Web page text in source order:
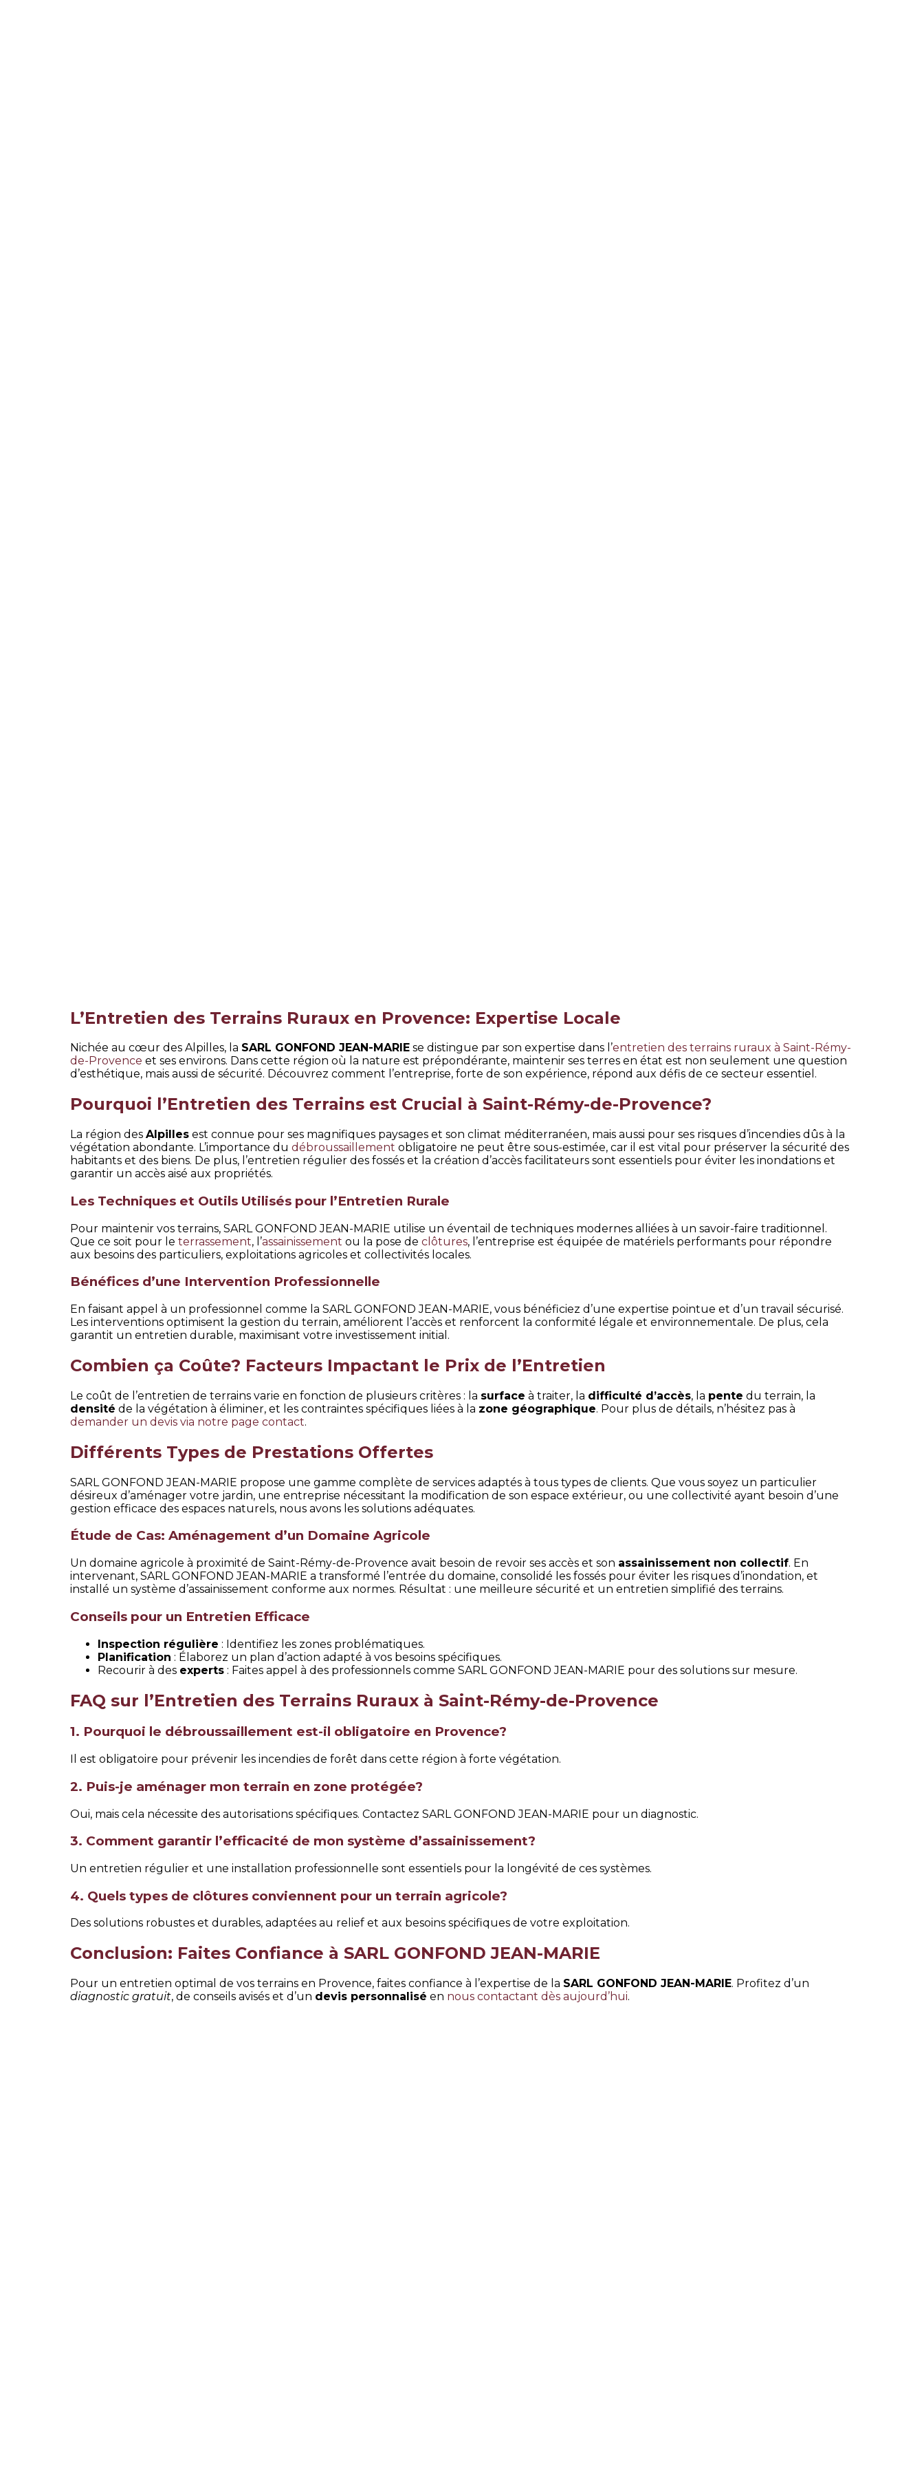
L’Entretien des Terrains Ruraux en Provence: Expertise Locale
Nichée au cœur des Alpilles, la SARL GONFOND JEAN-MARIE se distingue par son expertise dans l’entretien des terrains ruraux à Saint-Rémy-
de-Provence et ses environs. Dans cette région où la nature est prépondérante, maintenir ses terres en état est non seulement une question
d’esthétique, mais aussi de sécurité. Découvrez comment l’entreprise, forte de son expérience, répond aux défis de ce secteur essentiel.
Pourquoi l’Entretien des Terrains est Crucial à Saint-Rémy-de-Provence?
La région des Alpilles est connue pour ses magnifiques paysages et son climat méditerranéen, mais aussi pour ses risques d’incendies dûs à la
végétation abondante. L’importance du débroussaillement obligatoire ne peut être sous-estimée, car il est vital pour préserver la sécurité des
habitants et des biens. De plus, l’entretien régulier des fossés et la création d’accès facilitateurs sont essentiels pour éviter les inondations et
garantir un accès aisé aux propriétés.
Les Techniques et Outils Utilisés pour l’Entretien Rurale
Pour maintenir vos terrains, SARL GONFOND JEAN-MARIE utilise un éventail de techniques modernes alliées à un savoir-faire traditionnel.
Que ce soit pour le terrassement, l’assainissement ou la pose de clôtures, l’entreprise est équipée de matériels performants pour répondre
aux besoins des particuliers, exploitations agricoles et collectivités locales.
Bénéfices d’une Intervention Professionnelle
En faisant appel à un professionnel comme la SARL GONFOND JEAN-MARIE, vous bénéficiez d’une expertise pointue et d’un travail sécurisé.
Les interventions optimisent la gestion du terrain, améliorent l’accès et renforcent la conformité légale et environnementale. De plus, cela
garantit un entretien durable, maximisant votre investissement initial.
Combien ça Coûte? Facteurs Impactant le Prix de l’Entretien
Le coût de l’entretien de terrains varie en fonction de plusieurs critères : la surface à traiter, la difficulté d’accès, la pente du terrain, la
densité de la végétation à éliminer, et les contraintes spécifiques liées à la zone géographique. Pour plus de détails, n’hésitez pas à
demander un devis via notre page contact.
Différents Types de Prestations Offertes
SARL GONFOND JEAN-MARIE propose une gamme complète de services adaptés à tous types de clients. Que vous soyez un particulier
désireux d’aménager votre jardin, une entreprise nécessitant la modification de son espace extérieur, ou une collectivité ayant besoin d’une
gestion efficace des espaces naturels, nous avons les solutions adéquates.
Étude de Cas: Aménagement d’un Domaine Agricole
Un domaine agricole à proximité de Saint-Rémy-de-Provence avait besoin de revoir ses accès et son assainissement non collectif. En
intervenant, SARL GONFOND JEAN-MARIE a transformé l’entrée du domaine, consolidé les fossés pour éviter les risques d’inondation, et
installé un système d’assainissement conforme aux normes. Résultat : une meilleure sécurité et un entretien simplifié des terrains.
Conseils pour un Entretien Efficace
Inspection régulière : Identifiez les zones problématiques.
Planification : Élaborez un plan d’action adapté à vos besoins spécifiques.
Recourir à des experts : Faites appel à des professionnels comme SARL GONFOND JEAN-MARIE pour des solutions sur mesure.
FAQ sur l’Entretien des Terrains Ruraux à Saint-Rémy-de-Provence
1. Pourquoi le débroussaillement est-il obligatoire en Provence?
Il est obligatoire pour prévenir les incendies de forêt dans cette région à forte végétation.
2. Puis-je aménager mon terrain en zone protégée?
Oui, mais cela nécessite des autorisations spécifiques. Contactez SARL GONFOND JEAN-MARIE pour un diagnostic.
3. Comment garantir l’efficacité de mon système d’assainissement?
Un entretien régulier et une installation professionnelle sont essentiels pour la longévité de ces systèmes.
4. Quels types de clôtures conviennent pour un terrain agricole?
Des solutions robustes et durables, adaptées au relief et aux besoins spécifiques de votre exploitation.
Conclusion: Faites Confiance à SARL GONFOND JEAN-MARIE
Pour un entretien optimal de vos terrains en Provence, faites confiance à l’expertise de la SARL GONFOND JEAN-MARIE. Profitez d’un
diagnostic gratuit, de conseils avisés et d’un devis personnalisé en nous contactant dès aujourd’hui.